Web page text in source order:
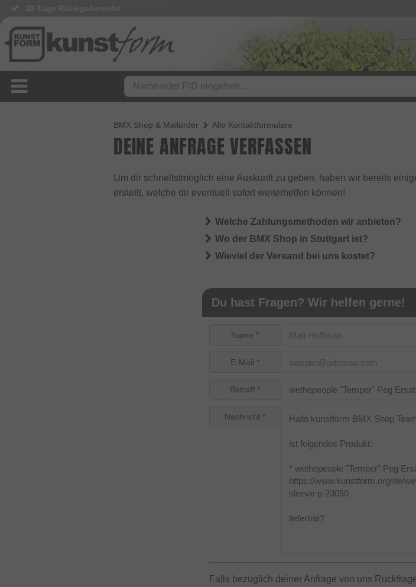
BMX Shop & Mailorder Alle Kontaktformulare
DEINE ANFRAGE VERFASSEN
Um dir schnellstmöglich eine Auskunft zu geben, haben wir bereits
erstellt, welche dir eventuell sofort weiterhelfen können!
Welche Zahlungsmethoden wir anbieten?
Wo der BMX Shop in Stuttgart ist?
Wieviel der Versand bei uns kostet?
Du hast Fragen? Wir helfen gerne!
Name *
E-Mail *
Betreff *
Nachricht *
Falls bezüglich deiner Anfrage von uns